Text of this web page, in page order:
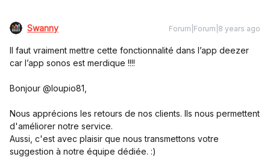
Swanny Forum|Forum|8 years ago
Il faut vraiment mettre cette fonctionnalité dans l’app deezer
car l’app sonos est merdique !!!!
Bonjour @loupio81,
Nous apprécions les retours de nos clients. Ils nous permettent
d'améliorer notre service.
Aussi, c'est avec plaisir que nous transmettons votre
suggestion à notre équipe dédiée. :)